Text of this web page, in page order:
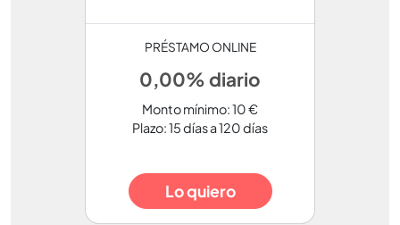
PRÉSTAMO ONLINE
0,00% diario
Monto mínimo: 10 €
Plazo: 15 días a 120 días
Lo quiero